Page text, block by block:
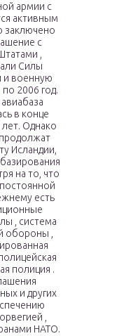
армии с
активным
заключено
с
,
Силы
и военную
по 2006 год.
в конце
лет. Однако
Исландии,
на то, что
есть
, система
обороны ,
полиция .
и других
,
НАТО.